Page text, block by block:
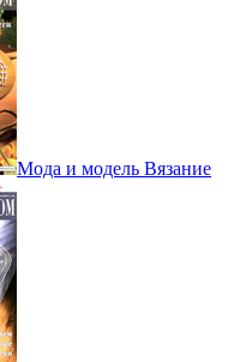
Мода и модель Вязание